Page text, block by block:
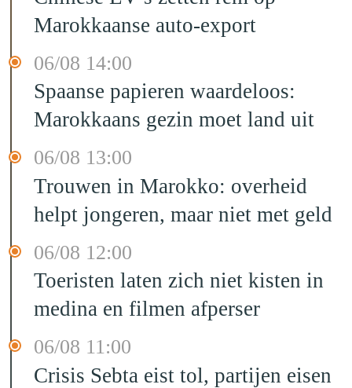
Marokkaanse auto-export
06/08 14:00
Spaanse papieren waardeloos:
Marokkaans gezin moet land uit
06/08 13:00
Trouwen in Marokko: overheid
helpt jongeren, maar niet met geld
06/08 12:00
Toeristen laten zich niet kisten in
medina en filmen afperser
06/08 11:00
Crisis Sebta eist tol, partijen eisen